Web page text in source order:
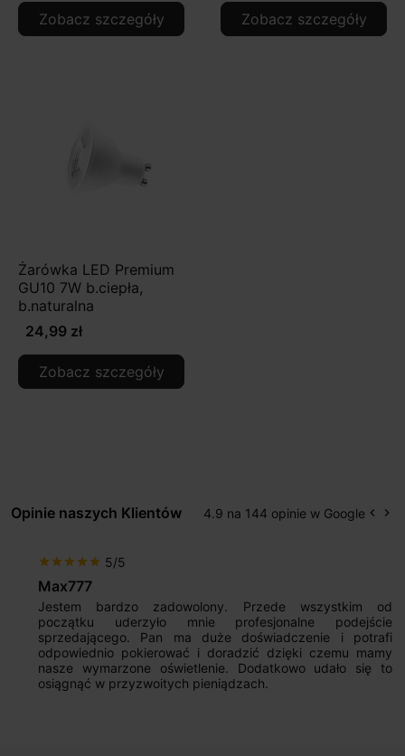
Zobacz szczegóły Zobacz szczegóły
Żarówka LED Premium
GU10 7W b.ciepła,
b.naturalna
24,99 zł
Zobacz szczegóły
Opinie naszych Klientów 4.9 na 144 opinie w Google keyboard_arrow_left keyboard_arrow_right
star star star star 5/5
Max777
Jestem bardzo zadowolony. Przede wszystkim od
początku uderzyło mnie profesjonalne podejście
sprzedającego. Pan ma duże doświadczenie i potrafi
odpowiednio pokierować i doradzić dzięki czemu mamy
nasze wymarzone oświetlenie. Dodatkowo udało się to
osiągnąć w przyzwoitych pieniądzach.